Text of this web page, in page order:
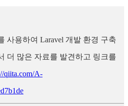
사용하여 Laravel 개발 환경 구축
더 많은 자료를 발견하고 링크를
qiita.com/A-